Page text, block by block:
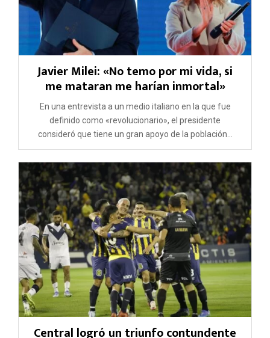
Javier Milei: «No temo por mi vida, si
me mataran me harían inmortal»
En una entrevista a un medio italiano en la que fue
definido como «revolucionario», el presidente
consideró que tiene un gran apoyo de la población...
Central logró un triunfo contundente